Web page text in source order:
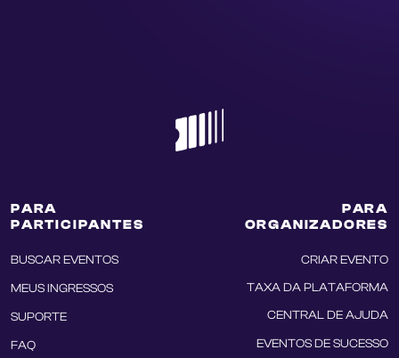
PARA
PARTICIPANTES
BUSCAR EVENTOS
MEUS INGRESSOS
SUPORTE
FAQ
PARA
ORGANIZADORES
CRIAR EVENTO
TAXA DA PLATAFORMA
CENTRAL DE AJUDA
EVENTOS DE SUCESSO